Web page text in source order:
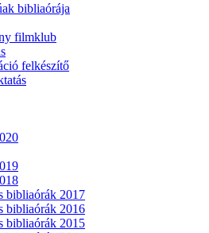
bibliaórája
filmklub
felkészítő
bibliaórák 2017
bibliaórák 2016
bibliaórák 2015